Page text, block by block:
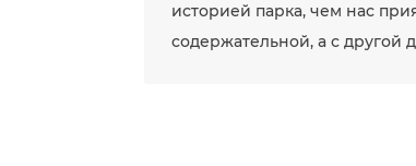
историей парка, чем нас
содержательной, а с